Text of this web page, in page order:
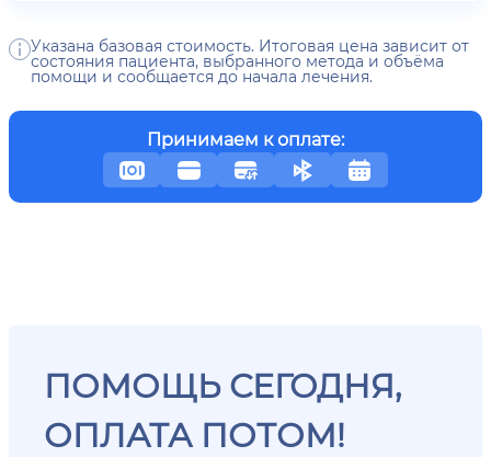
Указана базовая стоимость. Итоговая цена зависит от
состояния пациента, выбранного метода и объёма
помощи и сообщается до начала лечения.
Принимаем к оплате:
ПОМОЩЬ СЕГОДНЯ,
ОПЛАТА ПОТОМ!